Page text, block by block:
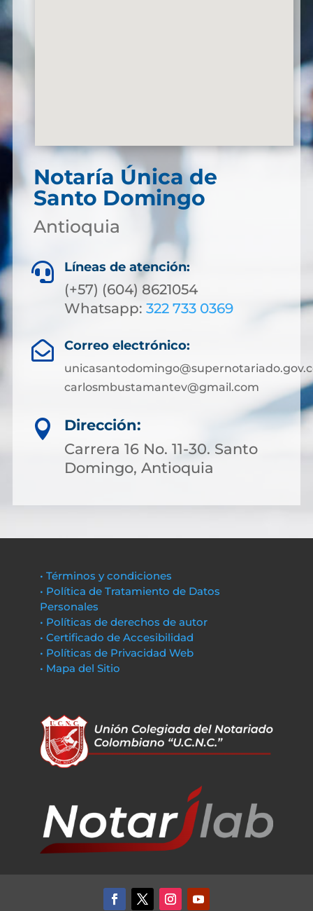
Notaría Única de
Santo Domingo
Antioquia
 Líneas de atención:
(+57) (604) 8621054
Whatsapp: 322 733 0369
 Correo electrónico:
carlosmbustamantev@gmail.com

Dirección:
Carrera 16 No. 11-30. Santo
Domingo, Antioquia
• Términos y condiciones
• Política de Tratamiento de Datos
Personales
• Políticas de derechos de autor
• Certificado de Accesibilidad
• Políticas de Privacidad Web
• Mapa del Sitio